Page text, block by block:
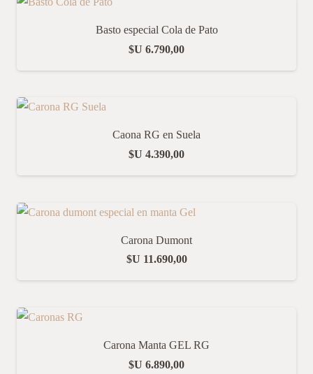
Basto especial Cola de Pato
$U 6.790,00
Caona RG en Suela
$U 4.390,00
Carona Dumont
$U 11.690,00
Carona Manta GEL RG
$U 6.890,00